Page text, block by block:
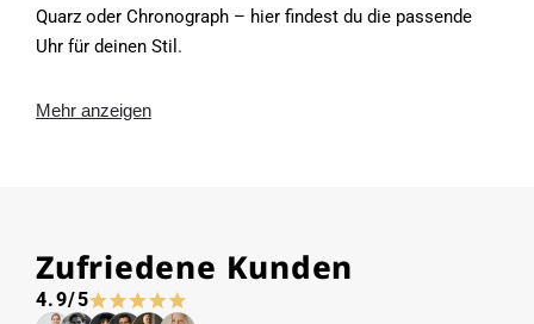
Quarz oder Chronograph – hier findest du die passende
Uhr für deinen Stil.
Mehr anzeigen
Zufriedene Kunden
4.9/5